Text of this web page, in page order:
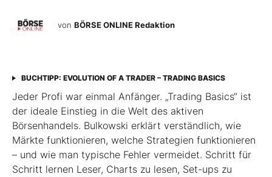
von BÖRSE ONLINE Redaktion
BUCHTIPP: EVOLUTION OF A TRADER – TRADING BASICS
Jeder Profi war einmal Anfänger. „Trading Basics“ ist
der ideale Einstieg in die Welt des aktiven
Börsenhandels. Bulkowski erklärt verständlich, wie
Märkte funktionieren, welche Strategien funktionieren
– und wie man typische Fehler vermeidet. Schritt für
Schritt lernen Leser, Charts zu lesen, Set-ups zu